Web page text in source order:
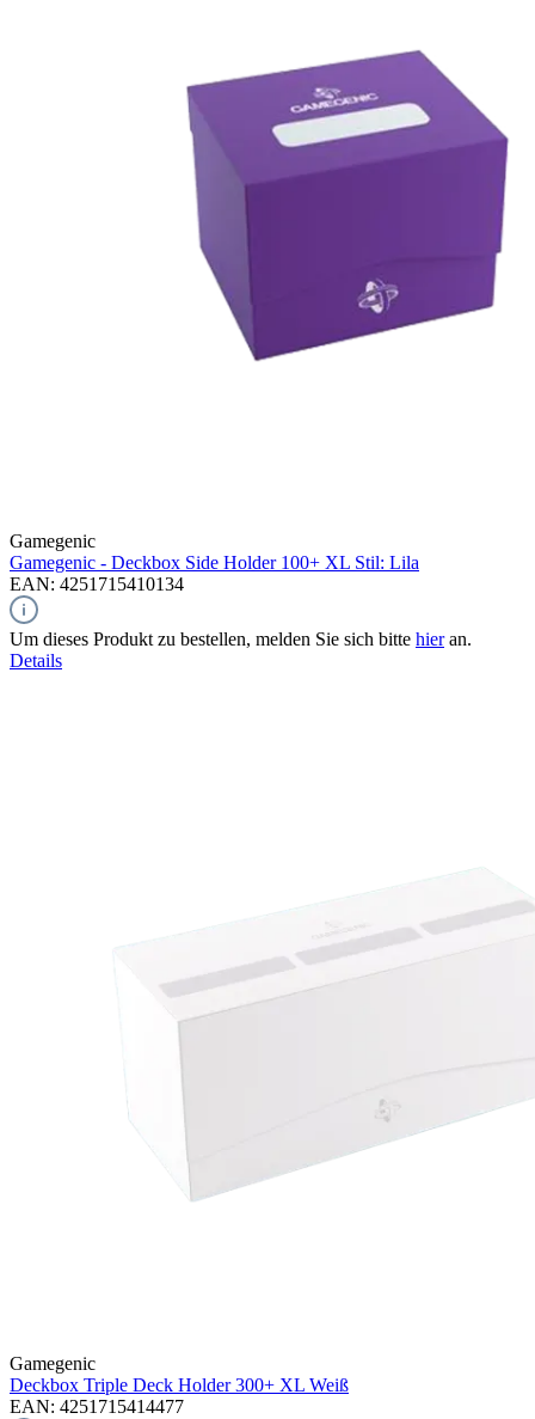
Gamegenic
Gamegenic - Deckbox Side Holder 100+ XL Stil: Lila
EAN: 4251715410134
Um dieses Produkt zu bestellen, melden Sie sich bitte hieran.
Details
Gamegenic
Deckbox Triple Deck Holder 300+ XL Weiß
EAN: 4251715414477